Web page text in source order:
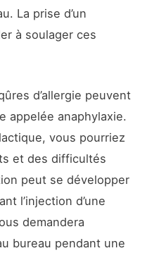
La prise d’un
à soulager ces
d’allergie peuvent
appelée anaphylaxie.
vous pourriez
et des difficultés
peut se développer
l’injection d’une
demandera
bureau pendant une